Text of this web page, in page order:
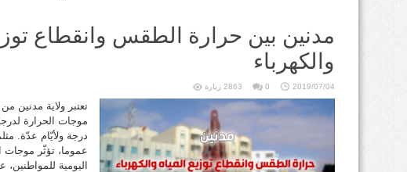
مدنين بين حرارة الطقس وانقطاع
والكهرباء
2019/07/04
0 2863 زيارة
تعتبر ولاية مدنين
درجة ولأيّام عدّة.
عموما، تؤثّر موجات
اليومية